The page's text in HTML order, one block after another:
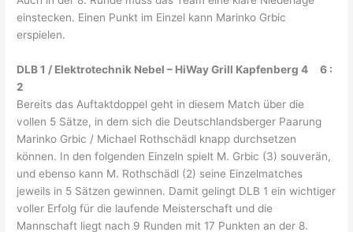
einstecken. Einen Punkt im Einzel kann Marinko Grbic
erspielen.
DLB 1 / Elektrotechnik Nebel – HiWay Grill Kapfenberg 4 6 :
2
Bereits das Auftaktdoppel geht in diesem Match über die
vollen 5 Sätze, in dem sich die Deutschlandsberger Paarung
Marinko Grbic / Michael Rothschädl knapp durchsetzen
können. In den folgenden Einzeln spielt M. Grbic (3) souverän,
und ebenso kann M. Rothschädl (2) seine Einzelmatches
jeweils in 5 Sätzen gewinnen. Damit gelingt DLB 1 ein wichtiger
voller Erfolg für die laufende Meisterschaft und die
Mannschaft liegt nach 9 Runden mit 17 Punkten an der 8.